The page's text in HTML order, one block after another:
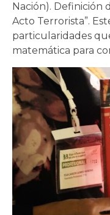
Nación). Definición
Acto Terrorista”.
particularidades
matemática para